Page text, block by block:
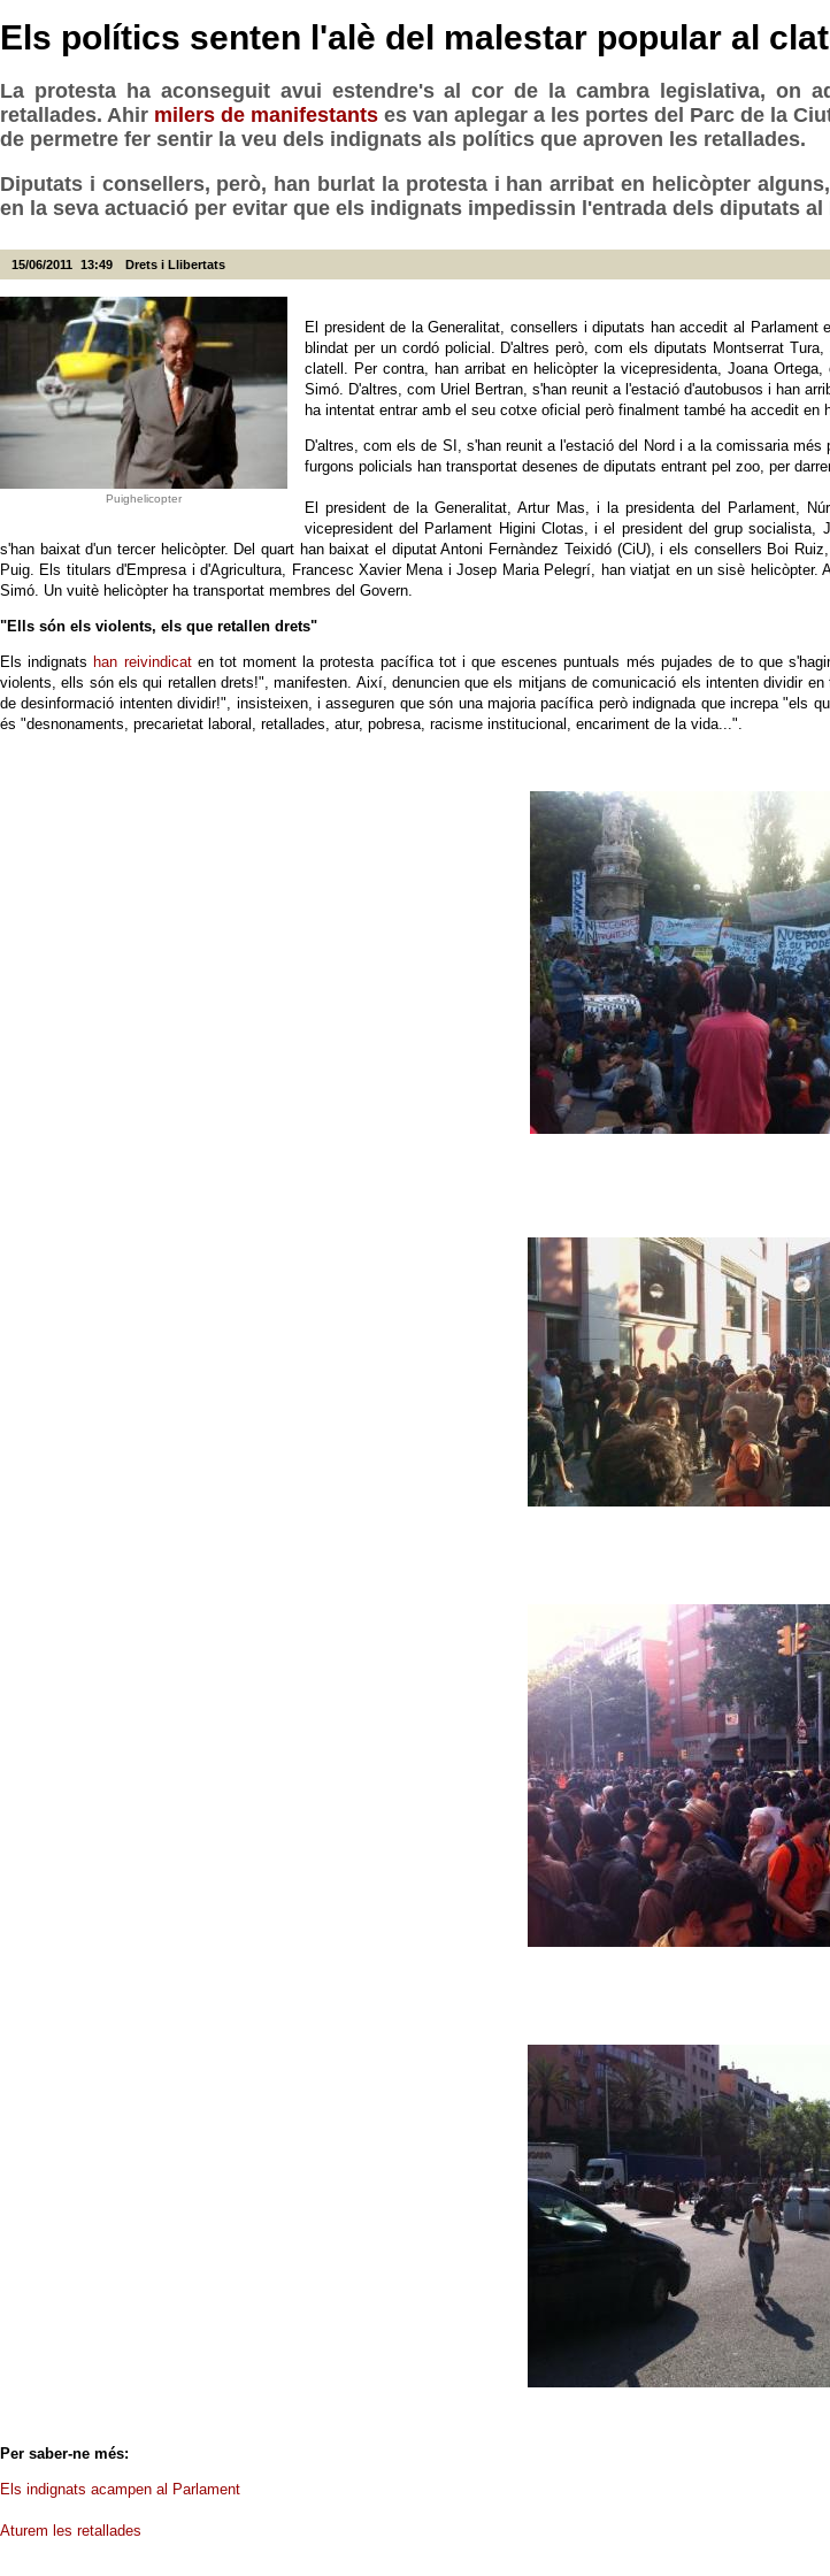
Els polítics senten l'alè del malestar popular al
La protesta ha aconseguit avui estendre's al cor de la cambra legislativa, on
retallades. Ahir milers de manifestants es van aplegar a les portes del Parc de la
de permetre fer sentir la veu dels indignats als polítics que aproven les retallades.
Diputats i consellers, però, han burlat la protesta i han arribat en helicòpter
en la seva actuació per evitar que els indignats impedissin l'entrada dels diputats
15/06/2011 13:49 Drets i Llibertats
Puighelicopter
El president de la Generalitat, consellers i diputats han accedit al
blindat per un cordó policial. D'altres però, com els diputats Montserrat
clatell. Per contra, han arribat en helicòpter la vicepresidenta, Joana
Simó. D'altres, com Uriel Bertran, s'han reunit a l'estació d'autobusos i han
ha intentat entrar amb el seu cotxe oficial però finalment també ha accedit
D'altres, com els de SI, s'han reunit a l'estació del Nord i a la comissaria
furgons policials han transportat desenes de diputats entrant pel zoo, per
El president de la Generalitat, Artur Mas, i la presidenta del Parlament,
vicepresident del Parlament Higini Clotas, i el president del grup
s'han baixat d'un tercer helicòpter. Del quart han baixat el diputat Antoni Fernàndez Teixidó (CiU), i els consellers Boi
Puig. Els titulars d'Empresa i d'Agricultura, Francesc Xavier Mena i Josep Maria Pelegrí, han viatjat en un sisè
Simó. Un vuitè helicòpter ha transportat membres del Govern.
"Ells són els violents, els que retallen drets"
Els indignats han reivindicaten tot moment la protesta pacífica tot i que escenes puntuals més pujades de to que
violents, ells són els qui retallen drets!", manifesten. Així, denuncien que els mitjans de comunicació els intenten dividir
de desinformació intenten dividir!", insisteixen, i asseguren que són una majoria pacífica però indignada que increpa "els
és "desnonaments, precarietat laboral, retallades, atur, pobresa, racisme institucional, encariment de la vida...".
Per saber-ne més:
Els indignats acampen al Parlament
Aturem les retallades